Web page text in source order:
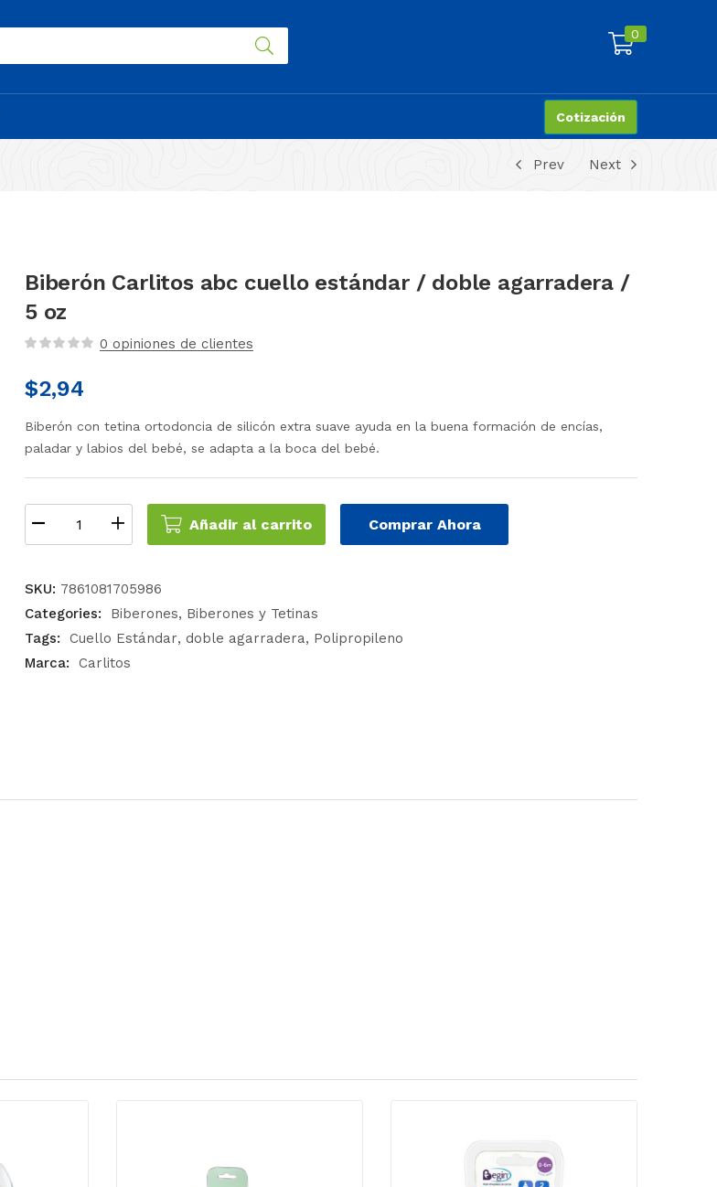
0
Cotización
Prev Next
Biberón Carlitos abc cuello estándar / doble agarradera /
5 oz
0 opiniones de clientes
$2,94
Biberón con tetina ortodoncia de silicón extra suave ayuda en la buena formación de encías,
paladar y labios del bebé, se adapta a la boca del bebé.
Añadir al carrito Comprar Ahora
SKU: 7861081705986
Categories:
Biberones
Biberones y Tetinas
Tags:
Cuello Estándar doble agarradera
Polipropileno
Marca:
Carlitos